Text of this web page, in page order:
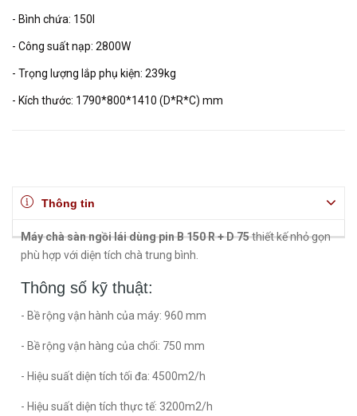
- Bình chứa: 150l
- Công suất nạp: 2800W
- Trọng lượng lắp phụ kiện: 239kg
- Kích thước: 1790*800*1410 (D*R*C) mm
Thông tin
Máy chà sàn ngồi lái dùng pin B 150 R + D 75thiết kế nhỏ gọn
phù hợp với diện tích chà trung bình.
Thông số kỹ thuật:
- Bề rộng vận hành của máy: 960 mm
- Bề rộng vận hàng của chổi: 750 mm
- Hiệu suất diện tích tối đa: 4500m2/h
- Hiệu suất diện tích thực tế: 3200m2/h